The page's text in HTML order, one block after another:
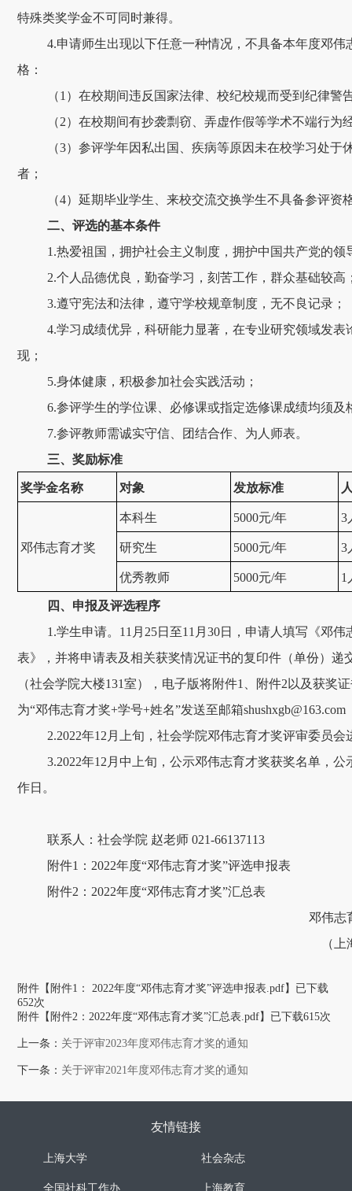
特殊类奖学金不可同时兼得。
4.申请师生出现以下任意一种情况，不具备本年度邓伟
格：
（1）在校期间违反国家法律、校纪校规而受到纪律警
（2）在校期间有抄袭剽窃、弄虚作假等学术不端行为
（3）参评学年因私出国、疾病等原因未在校学习处于
者；
（4）延期毕业学生、来校交流交换学生不具备参评资
二、评选的基本条件
1.热爱祖国，拥护社会主义制度，拥护中国共产党的领
2.个人品德优良，勤奋学习，刻苦工作，群众基础较高
3.遵守宪法和法律，遵守学校规章制度，无不良记录；
4.学习成绩优异，科研能力显著，在专业研究领域发表
现；
5.身体健康，积极参加社会实践活动；
6.参评学生的学位课、必修课或指定选修课成绩均须及
7.参评教师需诚实守信、团结合作、为人师表。
三、奖励标准
奖学金名称 对象 发放标准
邓伟志育才奖
本科生 5000元/年 3
研究生 5000元/年 3
优秀教师 5000元/年 1
四、申报及评选程序
1.学生申请。11月25日至11月30日，申请人填写《邓伟
表》，并将申请表及相关获奖情况证书的复印件（单份）递
（社会学院大楼131室），电子版将附件1、附件2以及获奖
为“邓伟志育才奖+学号+姓名”发送至邮箱shushxgb@163.com
2.2022年12月上旬，社会学院邓伟志育才奖评审委员会
3.2022年12月中上旬，公示邓伟志育才奖获奖名单，公
作日。
联系人：社会学院 赵老师 021-66137113
附件1：2022年度“邓伟志育才奖”评选申报表
附件2：2022年度“邓伟志育才奖”汇总表
邓伟志
（
附件【 附件1： 2022年度“邓伟志育才奖”评选申报表.pdf】已下载
652次
附件【 附件2：2022年度“邓伟志育才奖”汇总表.pdf】已下载615次
上一条： 关于评审2023年度邓伟志育才奖的通知
下一条： 关于评审2021年度邓伟志育才奖的通知
友情链接
上海大学 社会杂志
全国社科工作办 上海教育